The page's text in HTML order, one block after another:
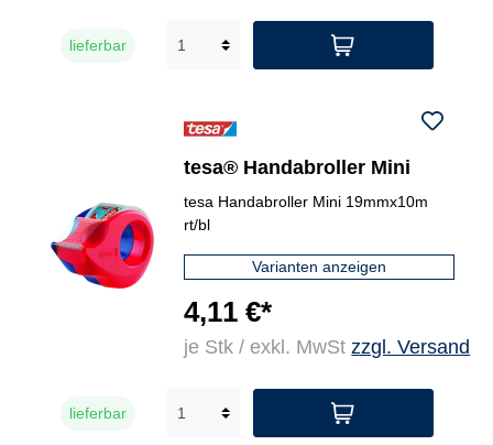
lieferbar
tesa® Handabroller Mini
tesa Handabroller Mini 19mmx10m
rt/bl
Varianten anzeigen
4,11 €*
je Stk / exkl. MwStzzgl. Versand
lieferbar